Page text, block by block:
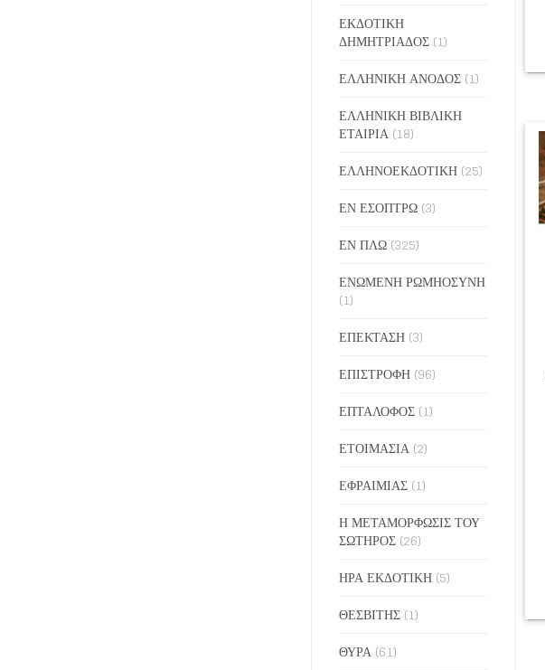
ΕΚΔΟΤΙΚΗ
ΔΗΜΗΤΡΙΑΔΟΣ (1)
ΕΛΛΗΝΙΚΗ ΑΝΟΔΟΣ (1)
ΕΛΛΗΝΙΚΗ ΒΙΒΛΙΚΗ
ΕΤΑΙΡΙΑ (18)
ΕΛΛΗΝΟΕΚΔΟΤΙΚΗ (25)
ΕΝ ΕΣΟΠΤΡΩ (3)
ΕΝ ΠΛΩ (325)
ΕΝΩΜΕΝΗ ΡΩΜΗΟΣΥΝΗ
(1)
ΕΠΕΚΤΑΣΗ (3)
ΕΠΙΣΤΡΟΦΗ (96)
ΕΠΤΑΛΟΦΟΣ (1)
ΕΤΟΙΜΑΣΙΑ (2)
ΕΦΡΑΙΜΙΑΣ (1)
Η ΜΕΤΑΜΟΡΦΩΣΙΣ ΤΟΥ
ΣΩΤΗΡΟΣ (26)
ΗΡΑ ΕΚΔΟΤΙΚΗ (5)
ΘΕΣΒΙΤΗΣ (1)
ΘΥΡΑ (61)